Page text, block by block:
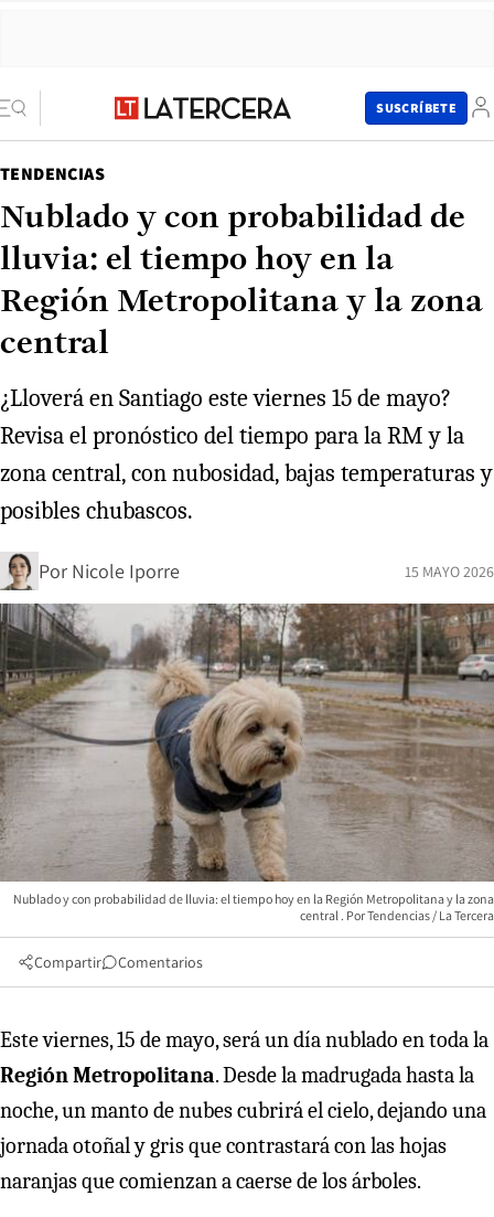
SUSCRÍBETE
TENDENCIAS
Nublado y con probabilidad de
lluvia: el tiempo hoy en la
Región Metropolitana y la zona
central
¿Lloverá en Santiago este viernes 15 de mayo?
Revisa el pronóstico del tiempo para la RM y la
zona central, con nubosidad, bajas temperaturas y
posibles chubascos.
Por Nicole Iporre 15 MAYO 2026
Nublado y con probabilidad de lluvia: el tiempo hoy en la Región Metropolitana y la zona
central
Tendencias / La Tercera
Compartir Comentarios
Este viernes, 15 de mayo, será un día nublado en toda la
Región Metropolitana. Desde la madrugada hasta la
noche, un manto de nubes cubrirá el cielo, dejando una
jornada otoñal y gris que contrastará con las hojas
naranjas que comienzan a caerse de los árboles.